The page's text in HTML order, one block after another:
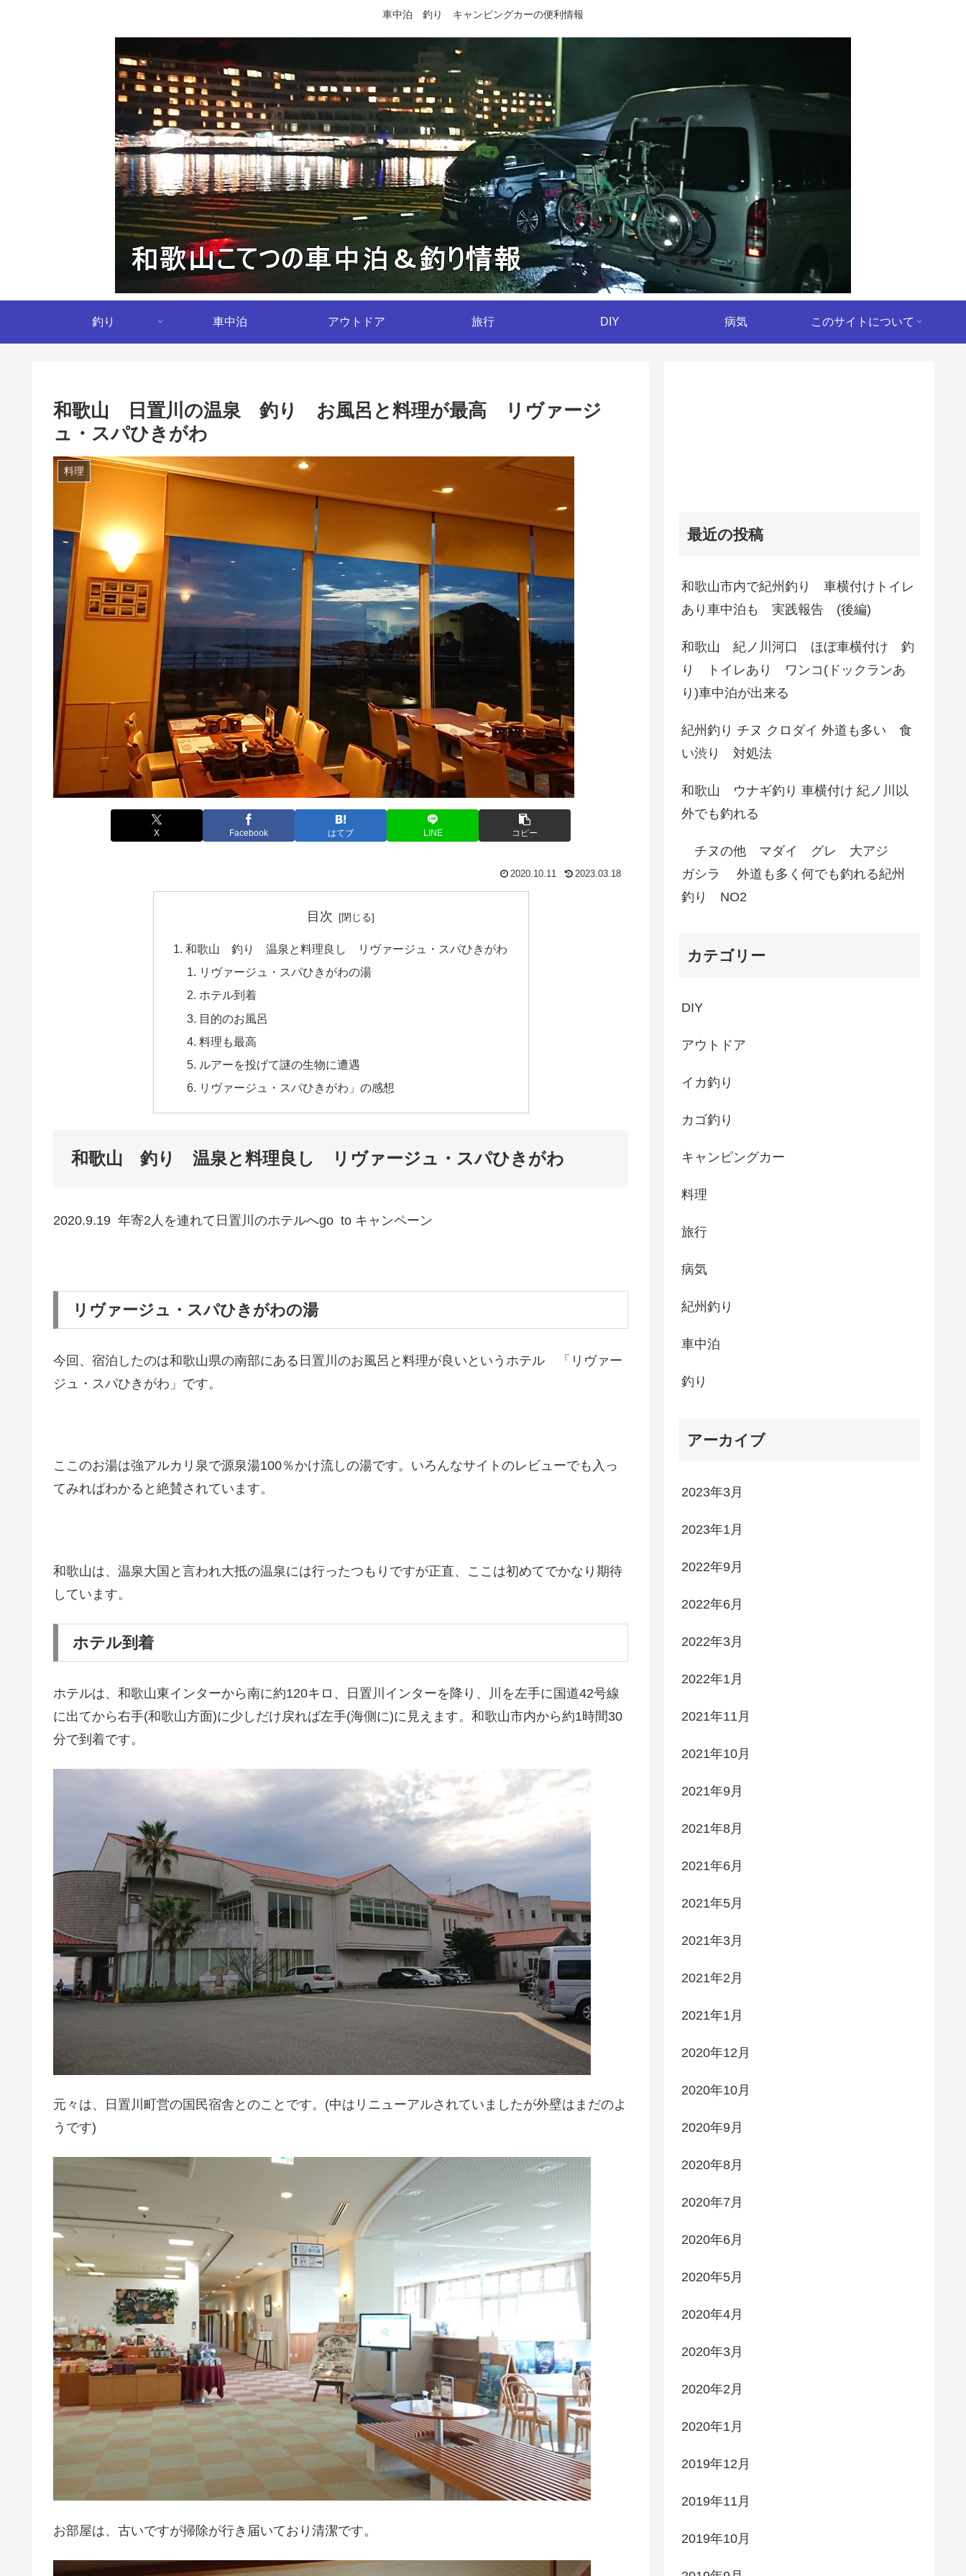
車中泊 釣り キャンピングカーの便利情報
釣り 車中泊 アウトドア 旅行 DIY 病気 このサイトについて
和歌山 日置川の温泉 釣り お風呂と料理が最高 リヴァージ
ュ・スパひきがわ
料理
X Facebook はてブ LINE コピー
2020.10.11 2023.03.18
目次
和歌山 釣り 温泉と料理良し リヴァージュ・スパひきがわ
リヴァージュ・スパひきがわの湯
ホテル到着
目的のお風呂
料理も最高
ルアーを投げて謎の生物に遭遇
リヴァージュ・スパひきがわ」の感想
和歌山 釣り 温泉と料理良し リヴァージュ・スパひきがわ
2020.9.19 年寄2人を連れて日置川のホテルへgo to キャンペーン
リヴァージュ・スパひきがわの湯
今回、宿泊したのは和歌山県の南部にある日置川のお風呂と料理が良いというホテル 「リヴァー
ジュ・スパひきがわ」です。
ここのお湯は強アルカリ泉で源泉湯100％かけ流しの湯です。いろんなサイトのレビューでも入っ
てみればわかると絶賛されています。
和歌山は、温泉大国と言われ大抵の温泉には行ったつもりですが正直、ここは初めてでかなり期待
しています。
ホテル到着
ホテルは、和歌山東インターから南に約120キロ、日置川インターを降り、川を左手に国道42号線
に出てから右手(和歌山方面)に少しだけ戻れば左手(海側に)に見えます。和歌山市内から約1時間30
分で到着です。
元々は、日置川町営の国民宿舎とのことです。(中はリニューアルされていましたが外壁はまだのよ
うです)
お部屋は、古いですが掃除が行き届いており清潔です。
最近の投稿
和歌山市内で紀州釣り 車横付けトイレ
あり車中泊も 実践報告 (後編)
和歌山 紀ノ川河口 ほぼ車横付け 釣
り トイレあり ワンコ(ドックランあ
り)車中泊が出来る
紀州釣り チヌ クロダイ 外道も多い 食
い渋り 対処法
和歌山 ウナギ釣り 車横付け 紀ノ川以
外でも釣れる
チヌの他 マダイ グレ 大アジ
ガシラ 外道も多く何でも釣れる紀州
釣り NO2
カテゴリー
DIY
アウトドア
イカ釣り
カゴ釣り
キャンピングカー
料理
旅行
病気
紀州釣り
車中泊
釣り
アーカイブ
2023年3月
2023年1月
2022年9月
2022年6月
2022年3月
2022年1月
2021年11月
2021年10月
2021年9月
2021年8月
2021年6月
2021年5月
2021年3月
2021年2月
2021年1月
2020年12月
2020年10月
2020年9月
2020年8月
2020年7月
2020年6月
2020年5月
2020年4月
2020年3月
2020年2月
2020年1月
2019年12月
2019年11月
2019年10月